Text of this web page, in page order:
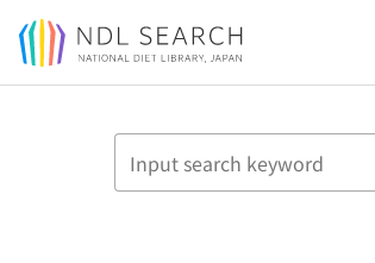
Jump to main content